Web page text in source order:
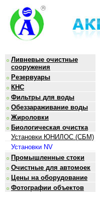
Ливневые очистные
сооружения
Резервуары
КНС
Фильтры для воды
Обеззараживание воды
Жироловки
Биологическая очистка
Установки ЮНИЛОС (СБМ)
Установки NV
Промышленные стоки
Очистные для автомоек
Цены на оборудование
Фотографии объектов